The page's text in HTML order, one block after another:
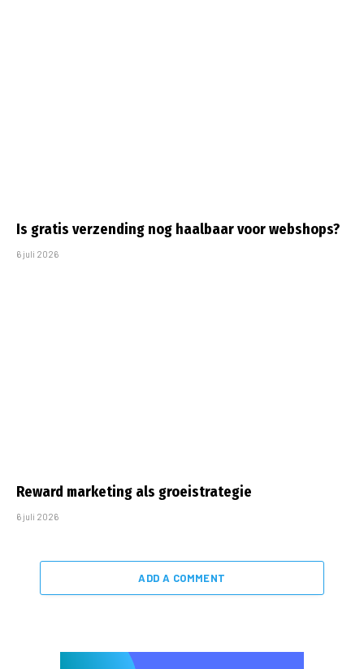
Is gratis verzending nog haalbaar voor webshops?
6 juli 2026
Reward marketing als groeistrategie
6 juli 2026
ADD A COMMENT